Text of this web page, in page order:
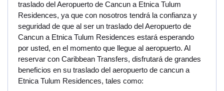
traslado del Aeropuerto de Cancun a Etnica Tulum
Residences, ya que con nosotros tendrá la confianza y
seguridad de que al ser un traslado del Aeropuerto de
Cancun a Etnica Tulum Residences estará esperando
por usted, en el momento que llegue al aeropuerto. Al
reservar con Caribbean Transfers, disfrutará de grandes
beneficios en su traslado del aeropuerto de cancun a
Etnica Tulum Residences, tales como: